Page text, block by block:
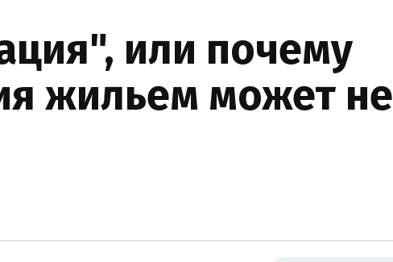
или почему
жильем может не